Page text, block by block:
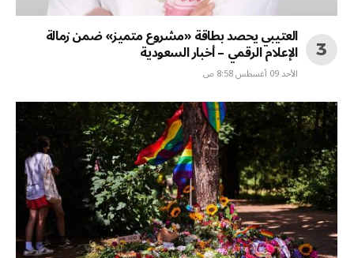
العتيبي يحصد بطاقة «مشروع متميز» ضمن زمالة
الإعلام الرقمي – أخبار السعودية
الأحد 09 أغسطس 8:58 ص